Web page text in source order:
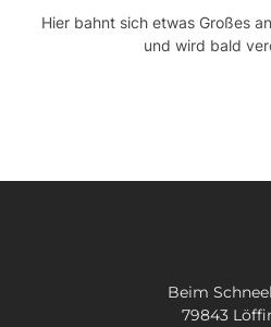
Hier bahnt sich etwas Großes
und wird bald
Beim
79843